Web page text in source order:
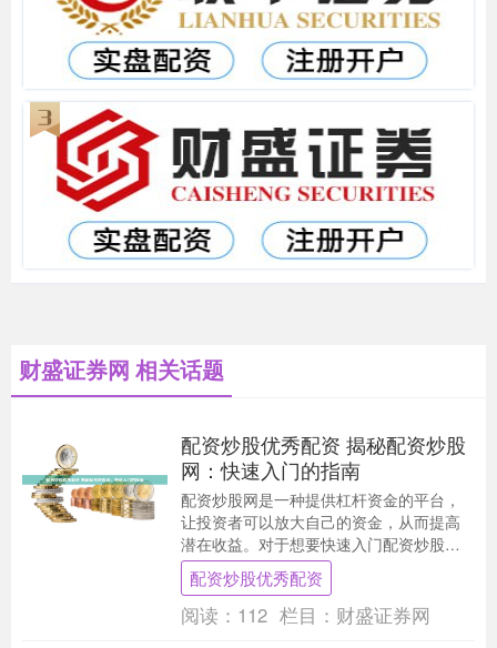
财盛证券网 相关话题
配资炒股优秀配资 揭秘配资炒股
网：快速入门的指南
配资炒股网是一种提供杠杆资金的平台，
让投资者可以放大自己的资金，从而提高
潜在收益。对于想要快速入门配资炒股的
投资者来说配资炒股优秀配资，以下指南
提供了清晰的步骤....
配资炒股优秀配资
阅读： 112 栏目： 财盛证券网